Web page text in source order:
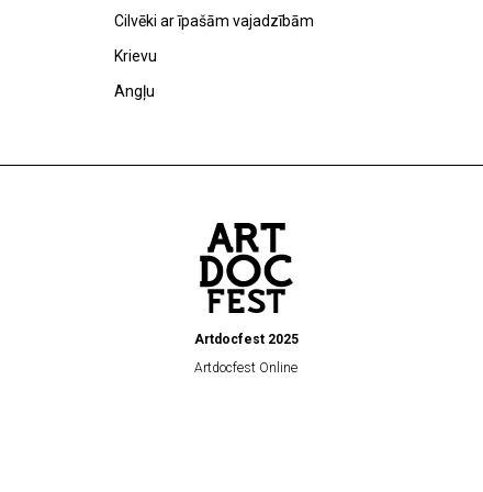
Cilvēki ar īpašām vajadzībām
Krievu
Angļu
Artdocfest 2025
Artdocfest Online